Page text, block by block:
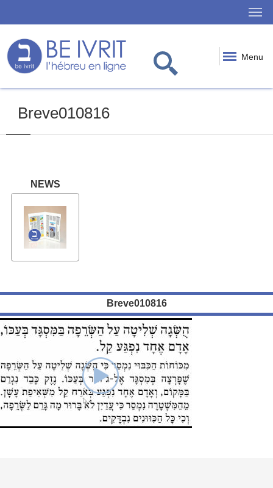
Menu
Breve010816
NEWS
Breve010816